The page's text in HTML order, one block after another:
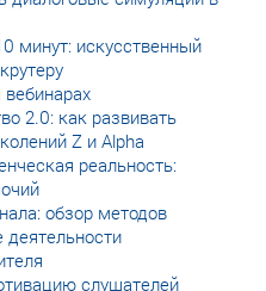
минут: искусственный
2.0: как развивать
Z и Alpha
реальность:
обзор методов
слушателей